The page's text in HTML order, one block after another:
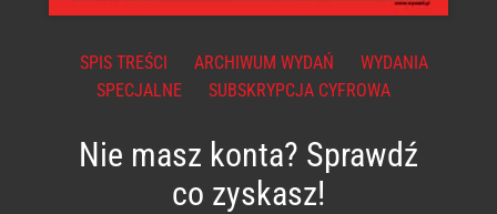
SPIS TREŚCI ARCHIWUM WYDAŃ
WYDANIA
SPECJALNE
SUBSKRYPCJA CYFROWA
Nie masz konta? Sprawdź
co zyskasz!